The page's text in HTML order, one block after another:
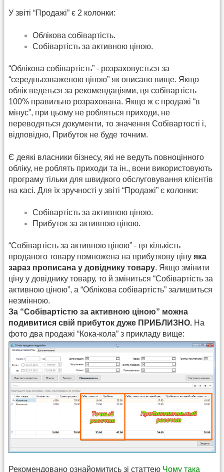
У звіті “Продажі” є 2 колонки:
Облікова собівартість.
Собівартість за активною ціною.
“Облікова собівартість” - розраховується за
“середньозваженою ціною” як описано вище. Якщо
облік ведеться за рекомендаціями, ця собівартість
100% правильно розрахована. Якщо ж є продажі “в
мінус”, при цьому не робляться приходи, не
переводяться документи, то значення Собівартості і,
відповідно, Прибуток не буде точним.
Є деякі власники бізнесу, які не ведуть повноцінного
обліку, не роблять приходи та ін., вони використовують
програму тільки для швидкого обслуговування клієнтів
на касі. Для їх зручності у звіті “Продажі” є колонки:
Собівартість за активною ціною.
Прибуток за активною ціною.
“Собівартість за активною ціною” - ця кількість
проданого товару помножена на прибуткову ціну яка
зараз прописана у довіднику товару. Якщо змінити
ціну у довіднику товару, то й зміниться “Собівартість за
активною ціною”, а “Облікова собівартість” залишиться
незмінною.
За “Собівартістю за активною ціною” можна
подивитися свій прибуток дуже ПРИБЛИЗНО. На
фото два продажі “Кока-кола” з прикладу вище:
Рекомендовано ознайомитись зі статтею Чому така